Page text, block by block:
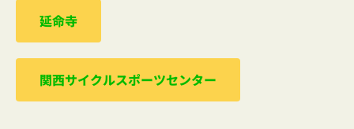
延命寺
関西サイクルスポーツセンター